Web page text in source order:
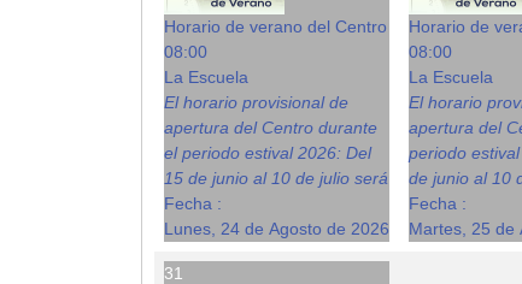
Horario de verano del Centro
08:00
La Escuela
El horario provisional de
apertura del Centro durante
el periodo estival 2026: Del
15 de junio al 10 de julio será
Fecha :
Lunes, 24 de Agosto de 2026
Horario de
08:00
La Escuela
El horario
apertura del
periodo
de junio al 10
Fecha :
Martes, 25 de
31